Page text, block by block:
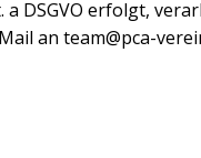
a DSGVO erfolgt,
an team@pca-